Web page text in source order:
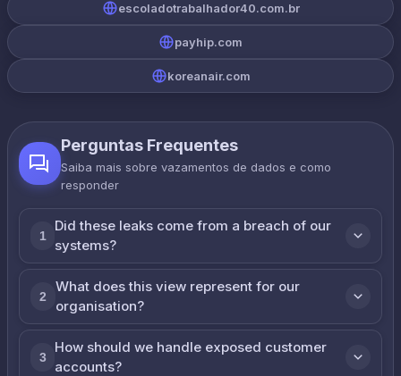
escoladotrabalhador40.com.br
payhip.com
koreanair.com
Perguntas Frequentes
Saiba mais sobre vazamentos de dados e como
responder
1
Did these leaks come from a breach of our
systems?
2
What does this view represent for our
organisation?
3
How should we handle exposed customer
accounts?